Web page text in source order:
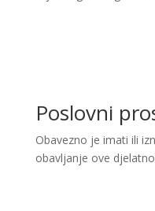
Poslovni
Obavezno je imati ili
obavljanje ove